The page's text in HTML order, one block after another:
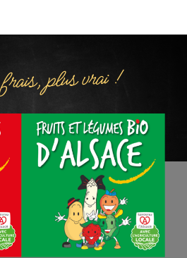
plus vrai !